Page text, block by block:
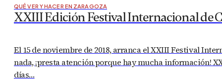
QUÉ VER Y HACER EN ZARAGOZA
XXIII Edición Festival Internacional de
El 15 de noviembre de 2018, arranca el XXIII Festival
nada, ¡presta atención porque hay mucha información!
días…